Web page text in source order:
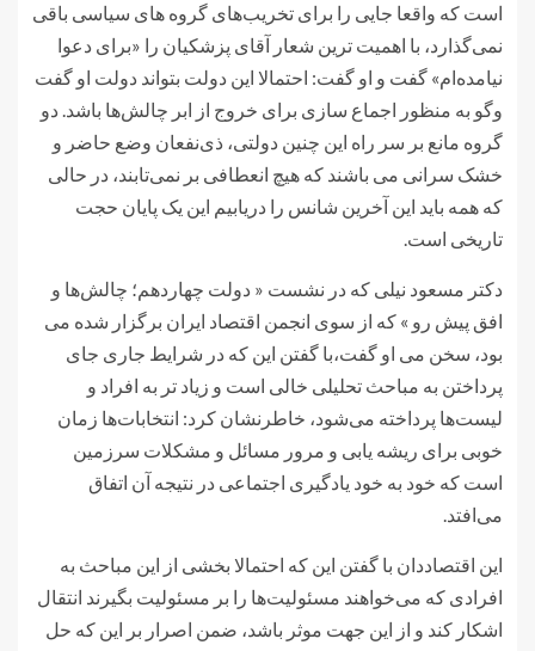
است که واقعا جایی را برای تخریب‌های گروه های سیاسی باقی
نمی‌گذارد، با اهمیت ترین شعار آقای پزشکیان را «برای دعوا
نیامده‌ام» گفت و او گفت: احتمالا این دولت بتواند دولت او گفت
وگو به منظور اجماع سازی برای خروج از ابر چالش‌ها باشد. دو
گروه مانع بر سر راه این چنین دولتی، ذی‌نفعان وضع حاضر و
خشک سرانی می باشند که هیچ انعطافی بر نمی‌تابند، در حالی
که همه باید این آخرین شانس را دریابیم این یک پایان حجت
تاریخی است.
دکتر مسعود نیلی که در نشست « دولت چهاردهم؛ چالش‌ها و
افق پیش رو » که از سوی انجمن اقتصاد ایران برگزار شده می
بود، سخن می او گفت،با گفتن این که در شرایط جاری جای
پرداختن به مباحث تحلیلی خالی است و زیاد تر به افراد و
لیست‌ها پرداخته می‌شود، خاطرنشان کرد: انتخابات‌ها زمان
خوبی برای ریشه یابی و مرور مسائل و مشکلات سرزمین
است که خود به خود یادگیری اجتماعی در نتیجه آن اتفاق
می‌افتد.
این اقتصاددان با گفتن این که احتمالا بخشی از این مباحث به
افرادی که می‌خواهند مسئولیت‌ها را بر مسئولیت بگیرند انتقال
اشکار کند و از این جهت موثر باشد، ضمن اصرار بر این که حل